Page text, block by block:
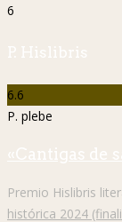
6
P. Hislibris
6.6
P. plebe
«Cantigas de
Premio Hislibris
histórica 2024